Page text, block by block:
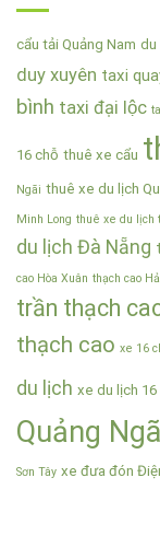
cẩu tải Quảng Nam du
duy xuyên taxi
bình taxi đại lộc
16 chỗ thuê xe cẩu
Ngãi thuê xe du lịch
Minh Long thuê xe du lịch
du lịch Đà Nẵng
cao Hòa Xuân thạch cao
trần thạch
thạch cao xe 16
du lịch xe du lịch 16
Quảng
Sơn Tây xe đưa đón